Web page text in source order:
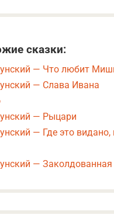
сказки:
— Что любит
— Слава Ивана
— Рыцари
— Где это видано,
— Заколдованная